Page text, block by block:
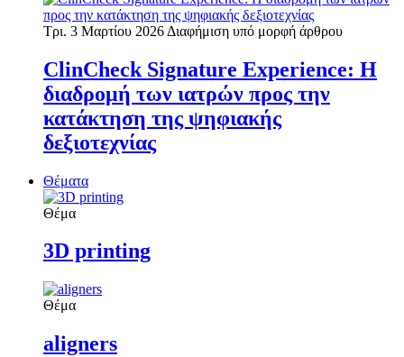
Τρι. 3 Μαρτίου 2026 Διαφήμιση υπό μορφή άρθρου
ClinCheck Signature Experience: Η
διαδρομή των ιατρών προς την
κατάκτηση της ψηφιακής
δεξιοτεχνίας
Θέματα
Θέμα
3D printing
Θέμα
aligners